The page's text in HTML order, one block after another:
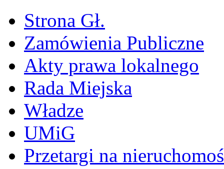
Strona Gł.
Zamówienia Publiczne
Akty prawa lokalnego
Rada Miejska
Władze
UMiG
Przetargi na